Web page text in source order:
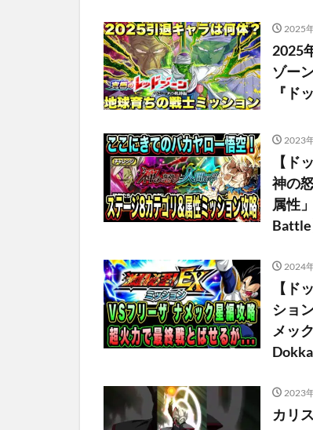
2025
2025
ゾー
『ド
2023
【ド
神の
属性
Battle
2024
【ド
ショ
メッ
2023
カリ